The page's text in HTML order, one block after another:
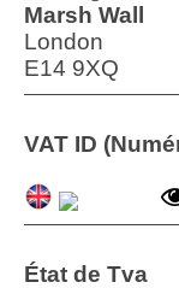
Marsh Wall
London
E14 9XQ
VAT ID
État de Tva